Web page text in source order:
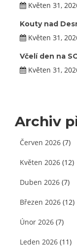
Květen 31,
Kouty nad
Květen 31,
Včelí den na
Květen 31,
Archiv
Červen 2026 (7)
Květen 2026 (12)
Duben 2026 (7)
Březen 2026 (12)
Únor 2026 (7)
Leden 2026 (11)